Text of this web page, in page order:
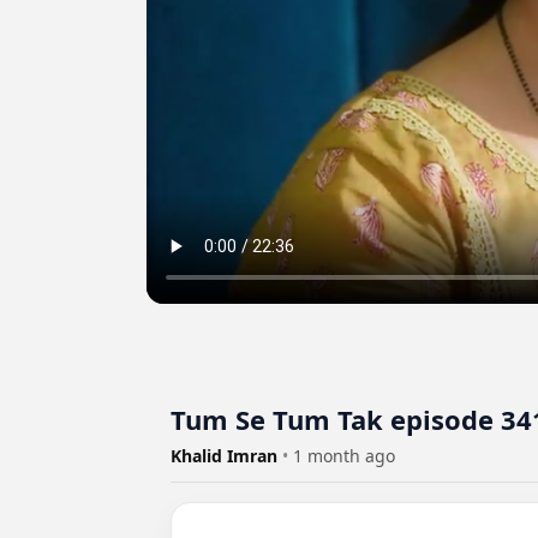
Tum Se Tum Tak episode
Khalid Imran • 1 month ago